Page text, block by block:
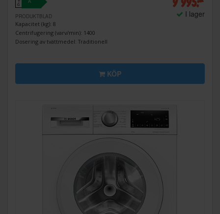
↑
G
A
PRODUKTBLAD
Kapacitet (kg): 8
Centrifugering (varv/min): 1400
Dosering av tvättmedel: Traditionell
I lager
KÖP